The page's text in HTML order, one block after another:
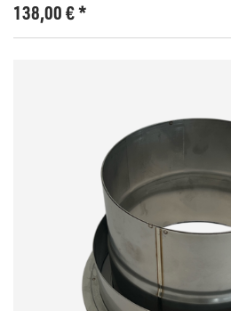
138,00€*